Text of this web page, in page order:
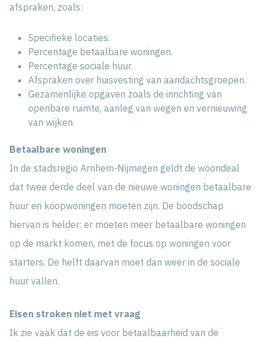
afspraken, zoals:
Specifieke locaties.
Percentage betaalbare woningen.
Percentage sociale huur.
Afspraken over huisvesting van aandachtsgroepen.
Gezamenlijke opgaven zoals de inrichting van
openbare ruimte, aanleg van wegen en vernieuwing
van wijken.
Betaalbare woningen
In de stadsregio Arnhem-Nijmegen geldt de woondeal
dat twee derde deel van de nieuwe woningen betaalbare
huur en koopwoningen moeten zijn. De boodschap
hiervan is helder: er moeten meer betaalbare woningen
op de markt komen, met de focus op woningen voor
starters. De helft daarvan moet dan weer in de sociale
huur vallen.
Eisen stroken niet met vraag
Ik zie vaak dat de eis voor betaalbaarheid van de